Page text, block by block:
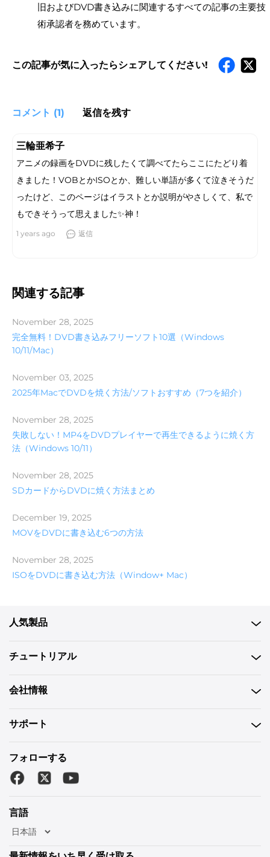
旧およびDVD書き込みに関連するすべての記事の主要技
術承認者を務めています。
この記事が気に入ったらシェアしてください!
コメント (1) 返信を残す
三輪亜希子
アニメの録画をDVDに残したくて調べてたらここにたどり着
きました！VOBとかISOとか、難しい単語が多くて泣きそうだ
ったけど、このページはイラストとか説明がやさしくて、私で
もできそうって思えました✨神！
1 years ago 返信
関連する記事
November 28, 2025
完全無料！DVD書き込みフリーソフト10選（Windows
10/11/Mac）
November 03, 2025
2025年MacでDVDを焼く方法/ソフトおすすめ（7つを紹介）
November 28, 2025
失敗しない！MP4をDVDプレイヤーで再生できるように焼く方
法（Windows 10/11）
November 28, 2025
SDカードからDVDに焼く方法まとめ
December 19, 2025
MOVをDVDに書き込む6つの方法
November 28, 2025
ISOをDVDに書き込む方法（Window+ Mac）
人気製品
チュートリアル
会社情報
サポート
フォローする
言語